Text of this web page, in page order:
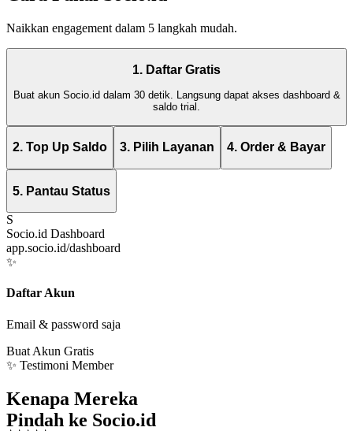
Naikkan engagement dalam 5 langkah mudah.
1. Daftar Gratis
Buat akun Socio.id dalam 30 detik. Langsung dapat akses dashboard &
saldo trial.
2. Top Up Saldo 3. Pilih Layanan 4. Order & Bayar
5. Pantau Status
S
Socio.id Dashboard
app.socio.id/dashboard
✨
Daftar Akun
Email & password saja
Buat Akun Gratis
✨ Testimoni Member
Kenapa Mereka
Pindah ke Socio.id
⭐⭐⭐⭐⭐